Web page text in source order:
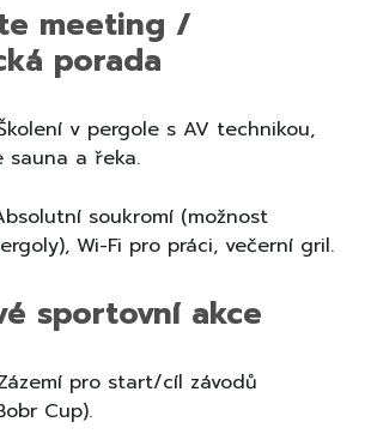
meeting /
porada
v pergole s AV technikou,
sauna a řeka.
soukromí (možnost
Wi-Fi pro práci, večerní gril.
sportovní akce
pro start/cíl závodů
Cup).